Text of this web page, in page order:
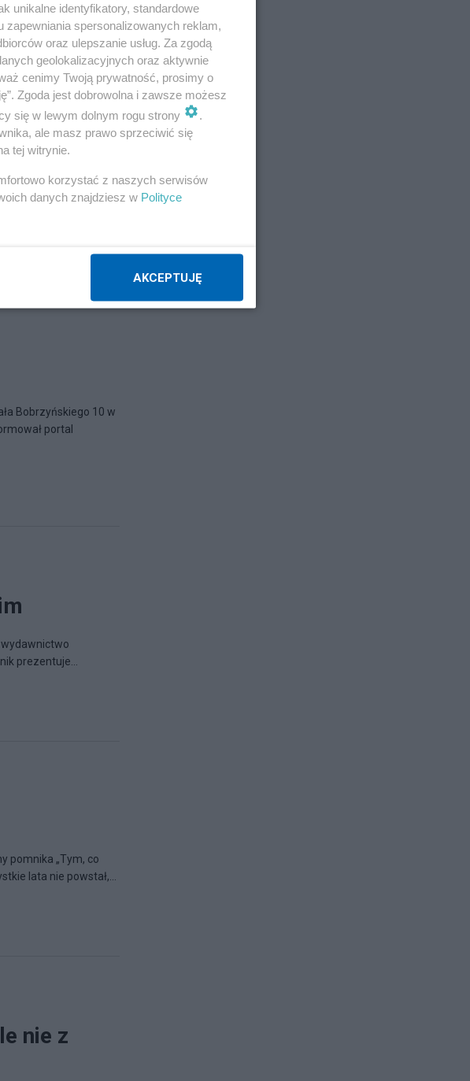
Bobrzyńskiego 10 w
portal
prezentuje...
pomnika „Tym, co
lata nie powstał,...
nie z
unikalne identyfikatory, standardowe
zapewniania spersonalizowanych reklam,
oraz ulepszanie usług. Za zgodą
geolokalizacyjnych oraz aktywnie
cenimy Twoją prywatność, prosimy o
Zgoda jest dobrowolna i zawsze możesz
się w lewym dolnym rogu strony
.
ale masz prawo sprzeciwić się
tej witrynie.
korzystać z naszych serwisów
danych znajdziesz w Polityce
AKCEPTUJĘ